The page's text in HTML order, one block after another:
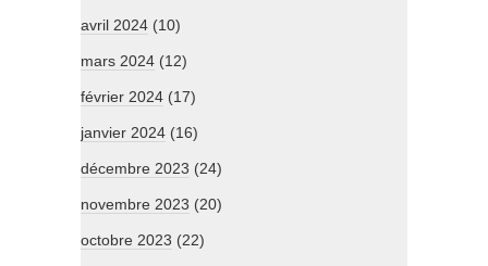
avril 2024 (10)
mars 2024 (12)
février 2024 (17)
janvier 2024 (16)
décembre 2023 (24)
novembre 2023 (20)
octobre 2023 (22)